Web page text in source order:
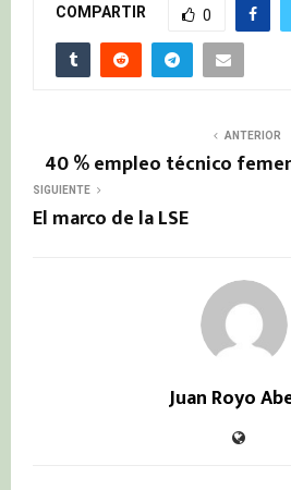
COMPARTIR 0
ANTERIOR
40 % empleo técnico
SIGUIENTE
El marco de la LSE
Juan Royo